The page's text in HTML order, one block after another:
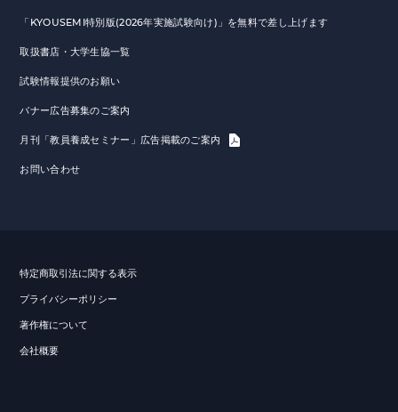
「KYOUSEMI特別版(2026年実施試験向け)」を無料で差し上げます
取扱書店・大学生協一覧
試験情報提供のお願い
バナー広告募集のご案内
月刊「教員養成セミナー」広告掲載のご案内
お問い合わせ
特定商取引法に関する表示
プライバシーポリシー
著作権について
会社概要